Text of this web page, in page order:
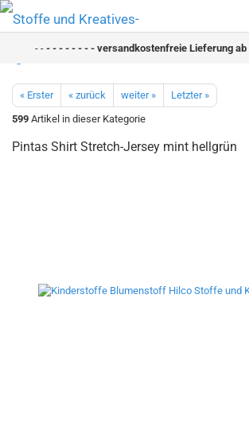
- - - - - - - - versandkostenfreie Lieferung ab
« Erster « zurück weiter »
Letzter »
599 Artikel in dieser Kategorie
Pintas Shirt Stretch-Jersey mint hellgrün